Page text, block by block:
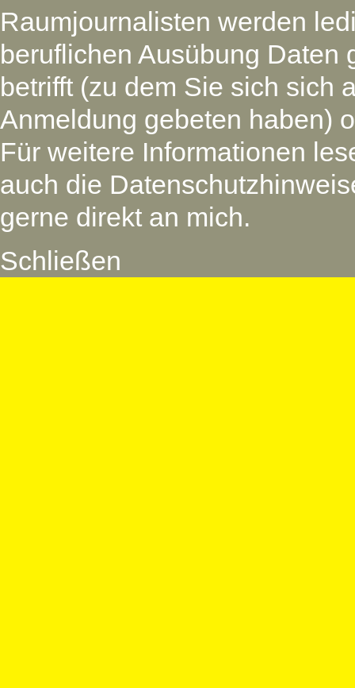
Raumjournalisten werden
beruflichen Ausübung Daten
betrifft (zu dem Sie sich sich
Anmeldung gebeten haben)
Für weitere Informationen
auch die
gerne direkt an mich.
Schließen